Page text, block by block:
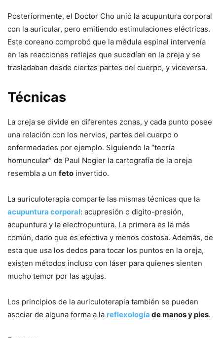
Posteriormente, el Doctor Cho unió la acupuntura corporal
con la auricular, pero emitiendo estimulaciones eléctricas.
Este coreano comprobó que la médula espinal intervenía
en las reacciones reflejas que sucedían en la oreja y se
trasladaban desde ciertas partes del cuerpo, y viceversa.
Técnicas
La oreja se divide en diferentes zonas, y cada punto posee
una relación con los nervios, partes del cuerpo o
enfermedades por ejemplo. Siguiendo la “teoría
homuncular” de Paul Nogier la cartografía de la oreja
resembla a un feto invertido.
La auriculoterapia comparte las mismas técnicas que la
acupuntura corporal: acupresión o digito-presión,
acupuntura y la electropuntura. La primera es la más
común, dado que es efectiva y menos costosa. Además, de
esta que usa los dedos para tocar los puntos en la oreja,
existen métodos incluso con láser para quienes sienten
mucho temor por las agujas.
Los principios de la auriculoterapia también se pueden
asociar de alguna forma a la reflexología de manos y pies.